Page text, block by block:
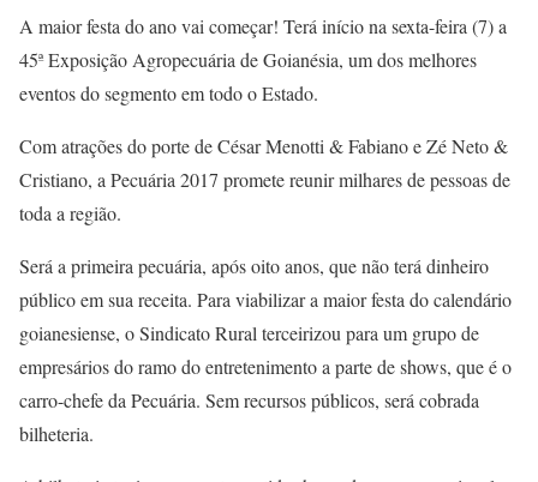
A maior festa do ano vai começar! Terá início na sexta-feira (7) a
45ª Exposição Agropecuária de Goianésia, um dos melhores
eventos do segmento em todo o Estado.
Com atrações do porte de César Menotti & Fabiano e Zé Neto &
Cristiano, a Pecuária 2017 promete reunir milhares de pessoas de
toda a região.
Será a primeira pecuária, após oito anos, que não terá dinheiro
público em sua receita. Para viabilizar a maior festa do calendário
goianesiense, o Sindicato Rural terceirizou para um grupo de
empresários do ramo do entretenimento a parte de shows, que é o
carro-chefe da Pecuária. Sem recursos públicos, será cobrada
bilheteria.